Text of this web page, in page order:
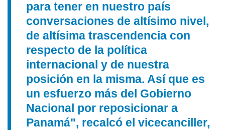
para tener en nuestro país
conversaciones de altísimo nivel,
de altísima trascendencia con
respecto de la política
internacional y de nuestra
posición en la misma. Así que es
un esfuerzo más del Gobierno
Nacional por reposicionar a
Panamá", recalcó el vicecanciller,